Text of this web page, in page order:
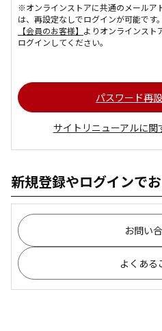
※オンラインストアに共通のメールア
は、再設定なしでログインが可能です。
【会員のお客様】 よりオンラインスト
ログインしてください。
パスワード再
サイトリニューアルに
新規登録やログインで
お問い
よくある